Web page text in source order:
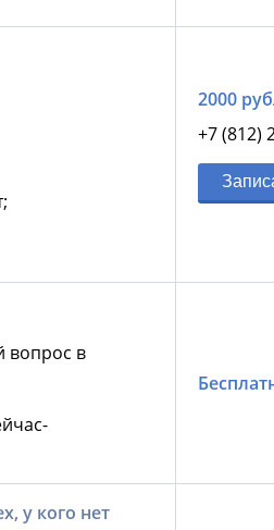
2000
+7 (812)
вопрос в
у кого нет